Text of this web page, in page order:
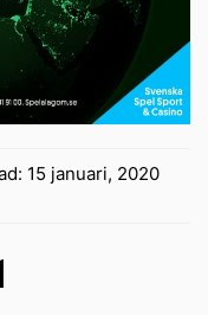
15 januari, 2020